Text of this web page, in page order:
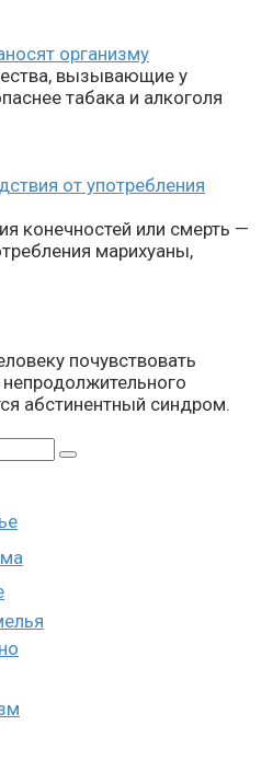
организму
вызывающие у
табака и алкоголя
от употребления
конечностей или смерть —
марихуаны,
почувствовать
абстинентный синдром.